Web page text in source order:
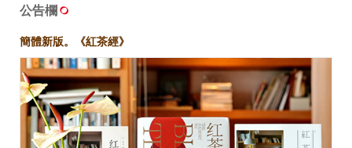
公告欄
簡體新版。《紅茶經》